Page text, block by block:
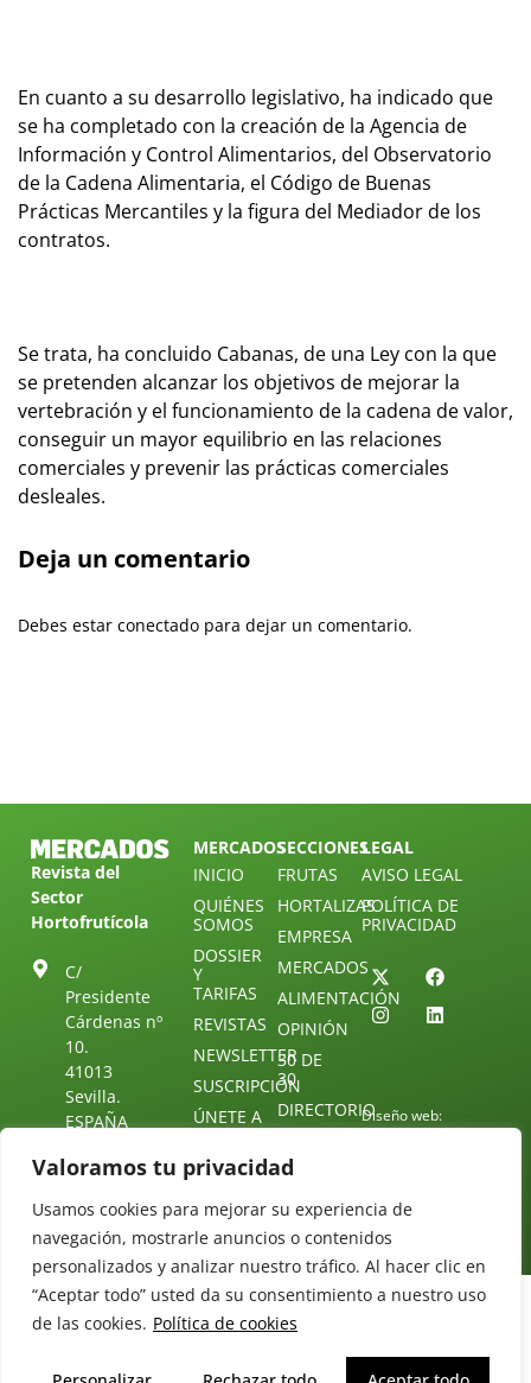
Valoramos tu privacidad
Usamos cookies para mejorar su experiencia de
navegación, mostrarle anuncios o contenidos
personalizados y analizar nuestro tráfico. Al hacer clic en
“Aceptar todo” usted da su consentimiento a nuestro uso
de las cookies. Política de cookies
En cuanto a su desarrollo legislativo, ha indicado que
se ha completado con la creación de la Agencia de
Información y Control Alimentarios, del Observatorio
de la Cadena Alimentaria, el Código de Buenas
Prácticas Mercantiles y la figura del Mediador de los
contratos.
Se trata, ha concluido Cabanas, de una Ley con la que
se pretenden alcanzar los objetivos de mejorar la
vertebración y el funcionamiento de la cadena de valor,
conseguir un mayor equilibrio en las relaciones
comerciales y prevenir las prácticas comerciales
desleales.
Deja un comentario
Debes estar conectado para dejar un comentario.
Revista del
Sector
Hortofrutícola
C/
Presidente
Cárdenas nº
10.
41013
Sevilla.
ESPAÑA
Tel: (+34) 954
25 88 51
redaccion@revistamercados.com
MERCADOS
INICIO
QUIÉNES
SOMOS
DOSSIER
Y
TARIFAS
REVISTAS
NEWSLETTER
SUSCRIPCIÓN
ÚNETE A
TELEGRAM
SECCIONES
FRUTAS
HORTALIZAS
EMPRESA
MERCADOS
ALIMENTACIÓN
OPINIÓN
30 DE
30
DIRECTORIO
LEGAL
AVISO LEGAL
POLÍTICA DE
PRIVACIDAD
Diseño web: